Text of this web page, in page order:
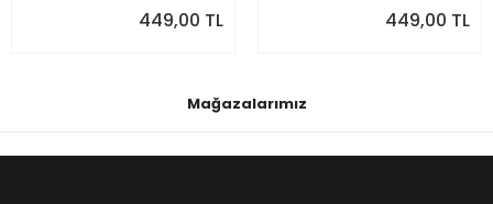
449,00 TL 449,00 TL
Mağazalarımız